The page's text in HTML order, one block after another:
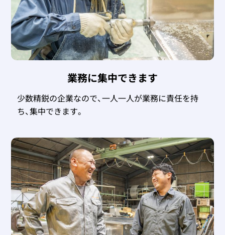
業務に集中できます
少数精鋭の企業なので、一人一人が業務に責任を持
ち、集中できます。